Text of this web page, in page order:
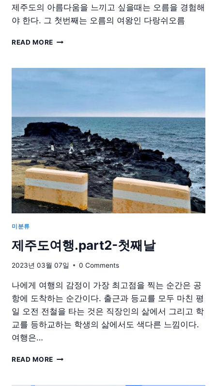
제주도의 아름다움을 느끼고 싶을때는 오름을 경험해
야 한다. 그 첫번째는 오름의 여왕인 다랑쉬오름
READ MORE 제
여
날
미분류
제주도여행.part2-첫째날
2023년 03월 07일 0 Comments
나에게 여행의 감정이 가장 최고점을 찍는 순간은 공
항에 도착하는 순간이다. 출근과 등교를 모두 마친 평
일 오전 전철을 타는 것은 직장인의 삶에서 그리고 학
교를 등하교하는 학생의 삶에서도 색다른 느낌이다.
여행은…
READ MORE